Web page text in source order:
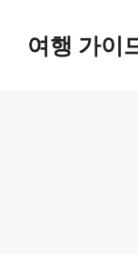
여행 가이